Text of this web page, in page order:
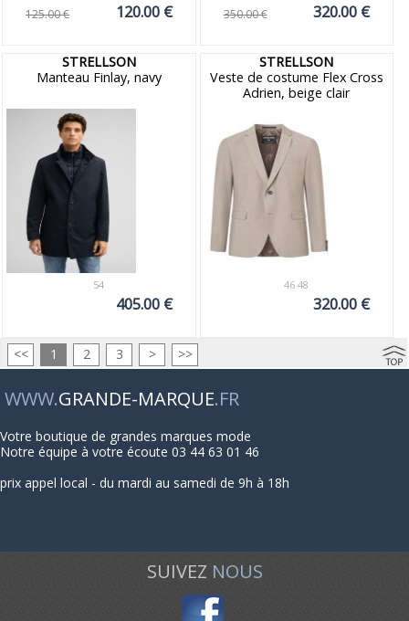
120.00 €
125.00 € 320.00 €
350.00 €
STRELLSON
Manteau Finlay, navy
54
405.00 €
STRELLSON
Veste de costume Flex Cross
Adrien, beige clair
46 48
320.00 €
<< 1 2 3 > >>
WWW.GRANDE-MARQUE.FR
Votre boutique de grandes marques mode
Notre équipe à votre écoute 03 44 63 01 46
prix appel local - du mardi au samedi de 9h à 18h
SUIVEZ NOUS